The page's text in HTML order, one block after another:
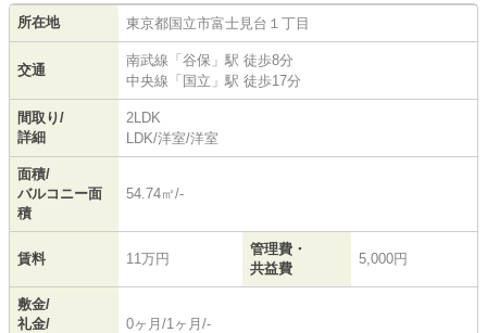
所在地 東京都国立市富士見台 １丁目
交通
南武線 「 谷保 」駅 徒歩8分
中央線 「 国立 」駅 徒歩17分
間取り/
詳細
2LDK
LDK/洋室/洋室
面積/
バルコニー面
積
54.74㎡/-
賃料 11万円
管理費・
共益費
5,000円
敷金/
礼金/
0ヶ月/1ヶ月/-